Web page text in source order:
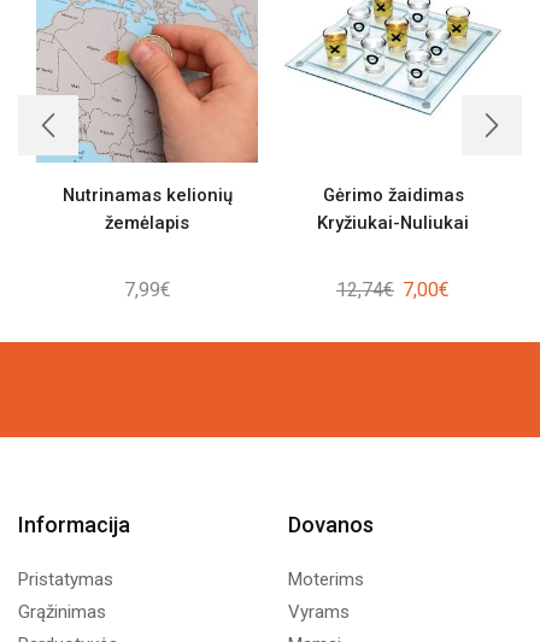
Nutrinamas kelionių
žemėlapis
7,99€
Gėrimo žaidimas
Kryžiukai-Nuliukai
12,74€ Original
was:
7,00€
is:
Informacija
Pristatymas
Grąžinimas
Dovanos
Moterims
Vyrams